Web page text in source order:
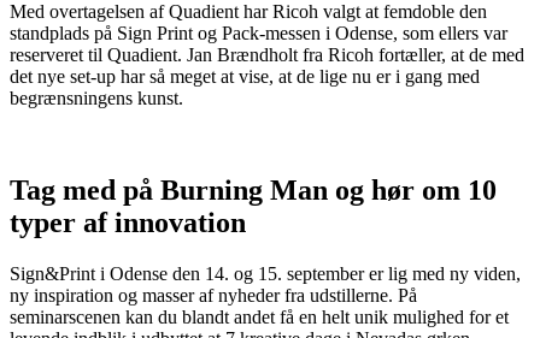
Med overtagelsen af Quadient har Ricoh valgt at femdoble den
standplads på Sign Print og Pack-messen i Odense, som ellers var
reserveret til Quadient. Jan Brændholt fra Ricoh fortæller, at de med
det nye set-up har så meget at vise, at de lige nu er i gang med
begrænsningens kunst.
Tag med på Burning Man og hør om 10
typer af innovation
Sign&Print i Odense den 14. og 15. september er lig med ny viden,
ny inspiration og masser af nyheder fra udstillerne. På
seminarscenen kan du blandt andet få en helt unik mulighed for et